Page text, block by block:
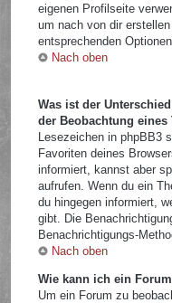
eigenen Profilseite
um nach von dir
entsprechenden
Nach oben
Was ist der
der Beobachtung
Lesezeichen in phpBB3
Favoriten deines
informiert, kannst aber
aufrufen. Wenn du ein
du hingegen informiert,
gibt. Die
Benachrichtigungs-
Nach oben
Wie kann ich ein
Um ein Forum zu